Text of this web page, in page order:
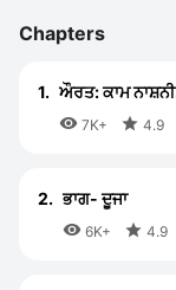
Chapters
1. ਔਰਤ: ਕਾਮ
 7K+  4.9
2. ਭਾਗ- ਦੂਜਾ
 6K+  4.9